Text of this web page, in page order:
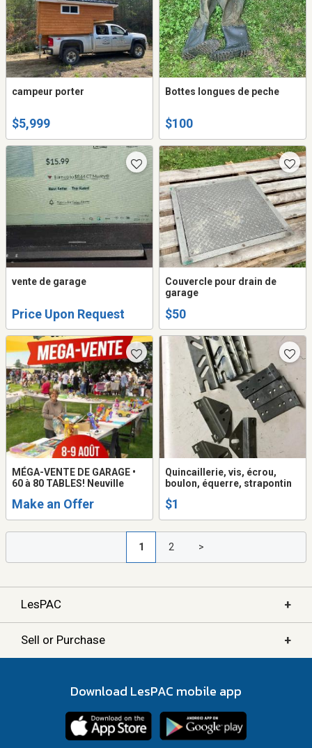
campeur porter
$5,999
Bottes longues de peche
$100
vente de garage
Price Upon Request
Couvercle pour drain de
garage
$50
MÉGA-VENTE DE GARAGE •
60 à 80 TABLES! Neuville
Make an Offer
Quincaillerie, vis, écrou,
boulon, équerre, strapontin
$1
1 2 >
LesPAC +
Sell or Purchase +
Download LesPAC mobile app